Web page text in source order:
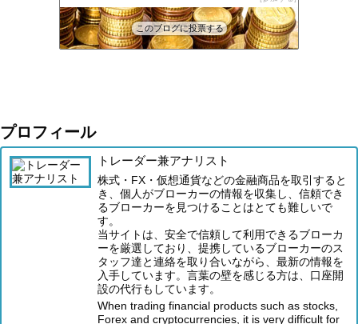
このブログに投票する
プロフィール
トレーダー兼アナリスト
株式・FX・仮想通貨などの金融商品を取引すると
き、個人がブローカーの情報を収集し、信頼でき
るブローカーを見つけることはとても難しいで
す。
当サイトは、安全で信頼して利用できるブローカ
ーを厳選しており、提携しているブローカーのス
タッフ達と連絡を取り合いながら、最新の情報を
入手しています。言葉の壁を感じる方は、口座開
設の代行もしています。
When trading financial products such as stocks,
Forex and cryptocurrencies, it is very difficult for